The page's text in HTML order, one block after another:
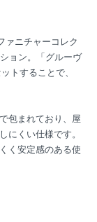
ァニチャーコレク
ョン。「グルーヴ
トすることで、
包まれており、屋
にくい仕様です。
く安定感のある使